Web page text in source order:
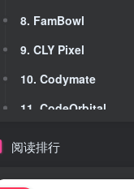
8. FamBowl
9. CLY Pixel
10. Codymate
11. CodeOrbital
12. OneFin
8. FamBowl
9. CLY Pixel
10. Codymate
11. CodeOrbital
12. OneFin
阅读排行